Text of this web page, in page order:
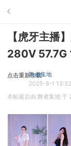
【虎牙主播
280V 57.7G
点击重新加载
舞者集地
2025-8-1
本帖最后由 舞者集地